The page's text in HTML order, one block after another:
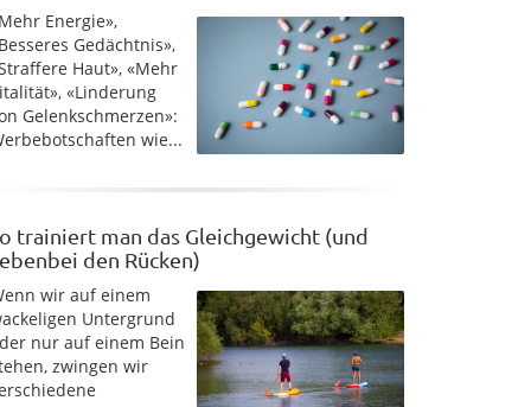
Energie»,
Gedächtnis»,
Haut», «Mehr
«Linderung
Gelenkschmerzen»:
wie...
trainiert man das Gleichgewicht (und
den Rücken)
wir auf einem
Untergrund
nur auf einem Bein
zwingen wir